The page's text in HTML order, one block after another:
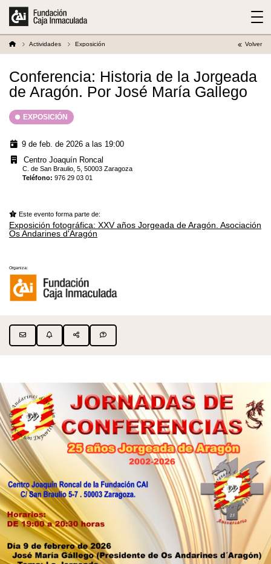
Actividades Exposición Volver
Conferencia: Historia de la Jorgeada
de Aragón. Por José María Gallego
EXPOSICIÓN
9 de feb. de 2026 a las 19:00
Centro Joaquín Roncal
C. de San Braulio, 5, 50003 Zaragoza
Teléfono:976 29 03 01
Este evento forma parte de:
Exposición fotográfica: XXV años Jorgeada de Aragón. Asociación
Os Andarines d'Aragón
Organiza: